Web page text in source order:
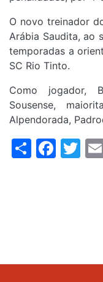
O novo treinador
Arábia Saudita, ao
temporadas a
SC Rio Tinto.
Como jogador,
Sousense,
Alpendorada,
Share